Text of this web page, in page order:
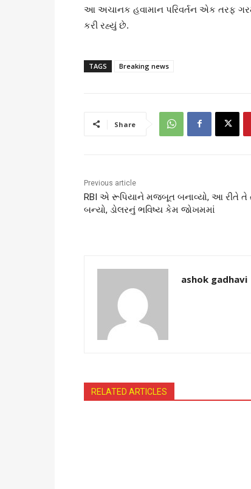
આ અચાનક હવામાન પરિવર્તન એક તરફ
કરી રહ્યું છે.
TAGS Breaking news
Share
Previous article
RBI એ રૂપિયાને મજબૂત બનાવ્યો, આ રીતે તે
બન્યો, ડોલરનું ભવિષ્ય કેમ જોખમમાં
ashok gadhavi
RELATED ARTICLES